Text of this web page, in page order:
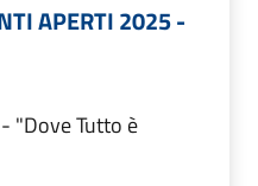
APERTI 2025 -
"Dove Tutto è